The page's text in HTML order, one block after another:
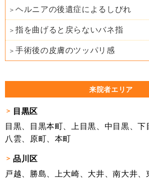
ヘルニアの後遺症によるしびれ
指を曲げると戻らないバネ指
手術後の皮膚のツッパリ感
来院者エリア
目黒区
目黒、目黒本町、上目黒、中目黒、下
八雲、原町、本町
品川区
戸越、勝島、上大崎、大井、南大井、